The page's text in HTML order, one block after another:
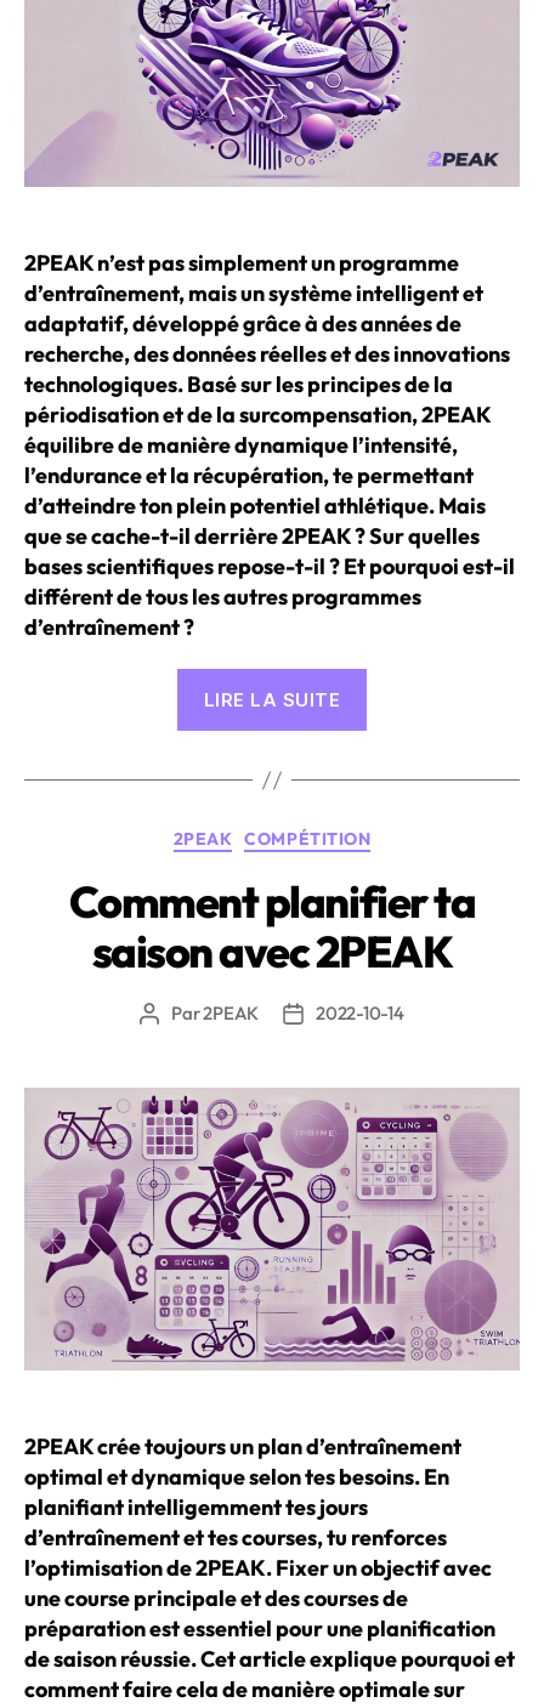
2PEAK n’est pas simplement un programme
d’entraînement, mais un système intelligent et
adaptatif, développé grâce à des années de
recherche, des données réelles et des innovations
technologiques. Basé sur les principes de la
périodisation et de la surcompensation, 2PEAK
équilibre de manière dynamique l’intensité,
l’endurance et la récupération, te permettant
d’atteindre ton plein potentiel athlétique.Mais
que se cache-t-il derrière 2PEAK ? Sur quelles
bases scientifiques repose-t-il ? Et pourquoi est-il
différent de tous les autres programmes
d’entraînement ?
LIRE LA SUITE
2PEAK »
Catégories
2PEAK COMPÉTITION
Comment planifier ta
saison avec 2PEAK
Auteur
Par2PEAK
Date2022-10-14
2PEAK crée toujours un plan d’entraînement
optimal et dynamique selon tes besoins. En
planifiant intelligemment tes jours
d’entraînement et tes courses, tu renforces
l’optimisation de 2PEAK. Fixer un objectif avec
une course principale et des courses de
préparation est essentiel pour une planification
de saison réussie. Cet article explique pourquoi et
comment faire cela de manière optimale sur